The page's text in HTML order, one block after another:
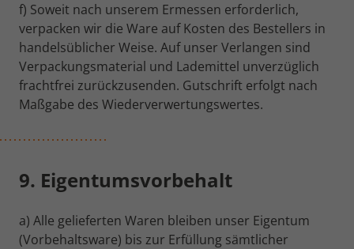
f) Soweit nach unserem Ermessen erforderlich,
verpacken wir die Ware auf Kosten des Bestellers in
handelsüblicher Weise. Auf unser Verlangen sind
Verpackungsmaterial und Lademittel unverzüglich
frachtfrei zurückzusenden. Gutschrift erfolgt nach
Maßgabe des Wiederverwertungswertes.
9. Eigentumsvorbehalt
a) Alle gelieferten Waren bleiben unser Eigentum
(Vorbehaltsware) bis zur Erfüllung sämtlicher